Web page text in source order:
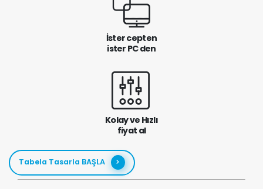
İster cepten
ister PC den
Kolay ve Hızlı
fiyat al
Tabela Tasarla BAŞLA